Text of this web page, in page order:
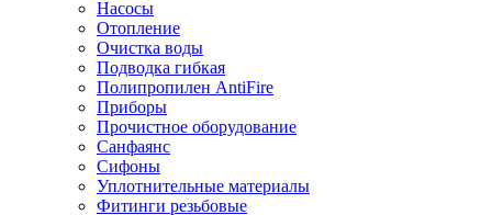
Насосы
Отопление
Очистка воды
Подводка гибкая
Полипропилен AntiFire
Приборы
Прочистное оборудование
Санфаянс
Сифоны
Уплотнительные материалы
Фитинги резьбовые